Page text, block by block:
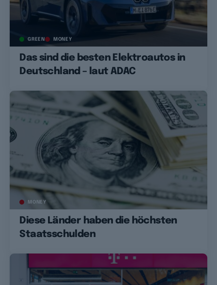
GREEN MONEY
Das sind die besten Elektroautos in
Deutschland – laut ADAC
MONEY
Diese Länder haben die höchsten
Staatsschulden